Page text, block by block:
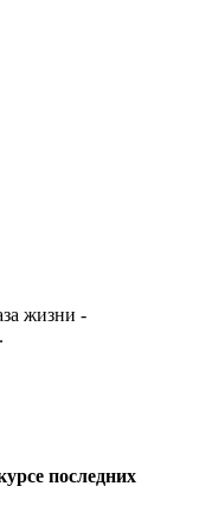
жизни -
.
последних